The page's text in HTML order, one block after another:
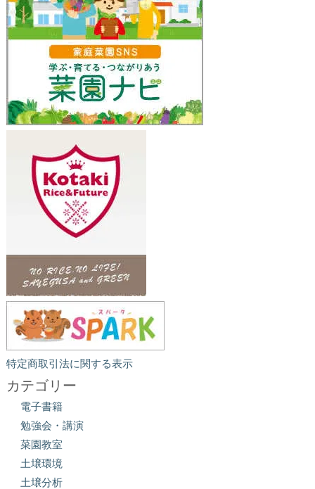
特定商取引法に関する表示
カテゴリー
電子書籍
勉強会・講演
菜園教室
土壌環境
土壌分析